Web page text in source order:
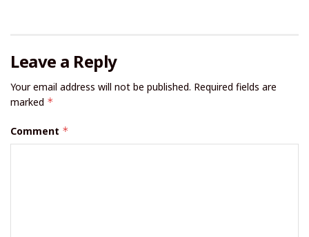
Leave a Reply
Your email address will not be published. Required fields are
marked *
Comment *